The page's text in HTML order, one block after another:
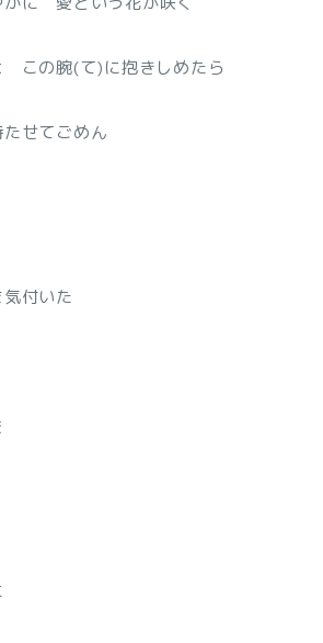
この腕(て)に抱きしめたら
せてごめん
付いた